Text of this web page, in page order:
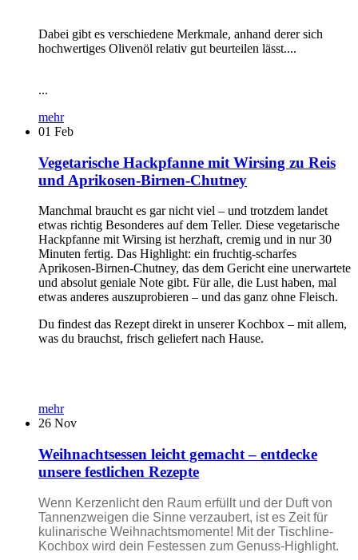
Dabei gibt es verschiedene Merkmale, anhand derer sich
hochwertiges Olivenöl relativ gut beurteilen lässt....
...
mehr
01 Feb
Vegetarische Hackpfanne mit Wirsing zu Reis
und Aprikosen-Birnen-Chutney
Manchmal braucht es gar nicht viel – und trotzdem landet
etwas richtig Besonderes auf dem Teller. Diese vegetarische
Hackpfanne mit Wirsing ist herzhaft, cremig und in nur 30
Minuten fertig. Das Highlight: ein fruchtig-scharfes
Aprikosen-Birnen-Chutney, das dem Gericht eine unerwartete
und absolut geniale Note gibt. Für alle, die Lust haben, mal
etwas anderes auszuprobieren – und das ganz ohne Fleisch.
Du findest das Rezept direkt in unserer Kochbox – mit allem,
was du brauchst, frisch geliefert nach Hause.
mehr
26 Nov
Weihnachtsessen leicht gemacht – entdecke
unsere festlichen Rezepte
Wenn Kerzenlicht den Raum erfüllt und der Duft von
Tannenzweigen die Sinne verzaubert, ist es Zeit für
kulinarische Weihnachtsmomente! Mit der Tischline-
Kochbox wird dein Festessen zum Genuss-Highlight.